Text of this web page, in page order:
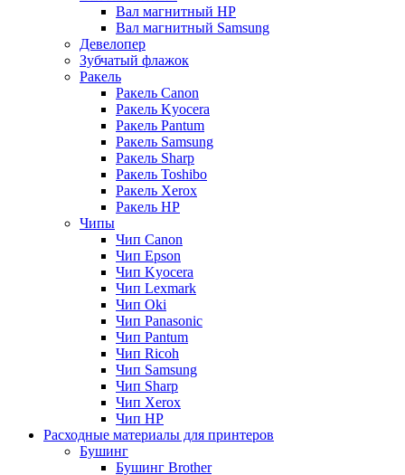
Вал магнитный HP
Вал магнитный Samsung
Девелопер
Зубчатый флажок
Ракель
Ракель Canon
Ракель Kyocera
Ракель Pantum
Ракель Samsung
Ракель Sharp
Ракель Toshibo
Ракель Xerox
Ракель НР
Чипы
Чип Canon
Чип Epson
Чип Kyocera
Чип Lexmark
Чип Oki
Чип Panasonic
Чип Pantum
Чип Ricoh
Чип Samsung
Чип Sharp
Чип Xerox
Чип НР
Расходные материалы для принтеров
Бушинг
Бушинг Brother